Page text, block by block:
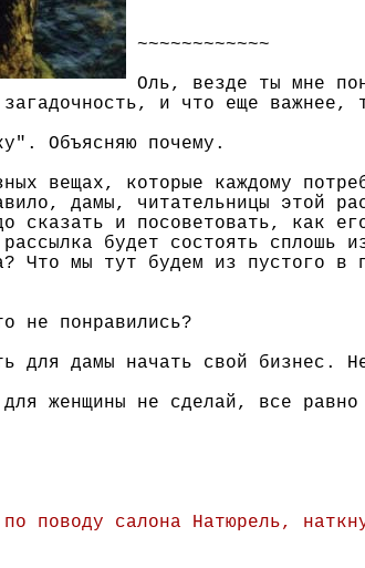
~~~~~~~~~~~~
Оль, везде ты мне
и что еще важнее,
Объясняю почему.
вещах, которые каждому
дамы, читательницы этой
сказать и посоветовать, как
будет состоять сплошь
Что мы тут будем из пустого в
не понравились?
для дамы начать свой бизнес.
женщины не сделай, все
поводу салона Натюрель,